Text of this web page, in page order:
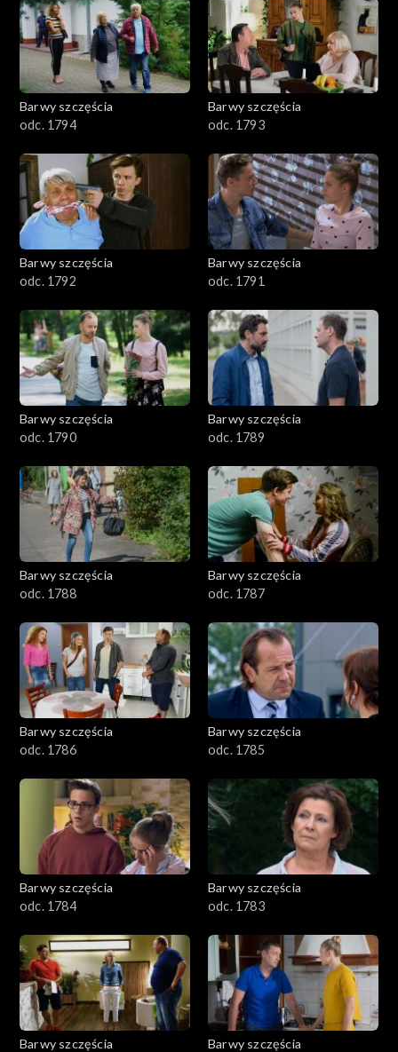
2201–2300
2101–2200
2001–2100
1801–1900
1701–1800
1601–1700
1501–1600
1401–1500
1301–1400
1101–1200
1001–1100
901–1000
801–900
782–800
Barwy szczęścia
odc. 1794
Barwy szczęścia
odc. 1793
Barwy szczęścia
odc. 1792
Barwy szczęścia
odc. 1791
Barwy szczęścia
odc. 1790
Barwy szczęścia
odc. 1789
Barwy szczęścia
odc. 1788
Barwy szczęścia
odc. 1787
Barwy szczęścia
odc. 1786
Barwy szczęścia
odc. 1785
Barwy szczęścia
odc. 1784
Barwy szczęścia
odc. 1783
Barwy szczęścia
Barwy szczęścia